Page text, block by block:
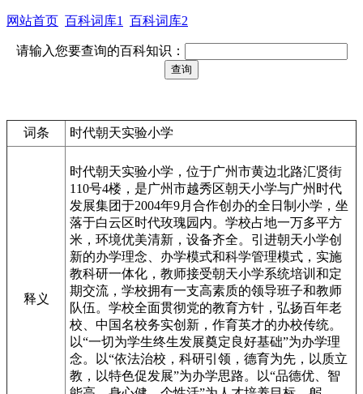
网站首页 百科词库1 百科词库2
请输入您要查询的百科知识：
词条 时代朝天实验小学
释义
时代朝天实验小学，位于广州市黄边北路汇贤街
110号4楼，是广州市越秀区朝天小学与广州时代
发展集团于2004年9月合作创办的全日制小学，坐
落于白云区时代玫瑰园内。学校占地一万多平方
米，环境优美清新，设备齐全。引进朝天小学创
新的办学理念、办学模式和科学管理模式，实施
教科研一体化，教师接受朝天小学系统培训和定
期交流，学校拥有一支高素质的领导班子和教师
队伍。学校全面贯彻党的教育方针，弘扬百年老
校、中国名校务实创新，作育英才的办校传统。
以“一切为学生终生发展奠定良好基础”为办学理
念。以“依法治校，科研引领，德育为先，以质立
教，以特色促发展”为办学思路。以“品德优、智